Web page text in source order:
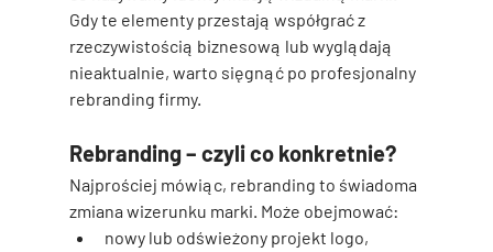
Gdy te elementy przestają współgrać z
rzeczywistością biznesową lub wyglądają
nieaktualnie, warto sięgnąć po profesjonalny
rebranding firmy.
Rebranding – czyli co konkretnie?
Najprościej mówiąc, rebranding to świadoma
zmiana wizerunku marki. Może obejmować:
nowy lub odświeżony projekt logo,